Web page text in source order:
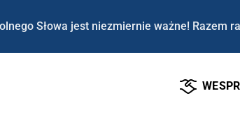
Słowa jest niezmiernie ważne! Razem